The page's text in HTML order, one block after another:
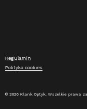
© 2026 Klank Optyk. Wszelkie prawa
Regulamin
Polityka cookies